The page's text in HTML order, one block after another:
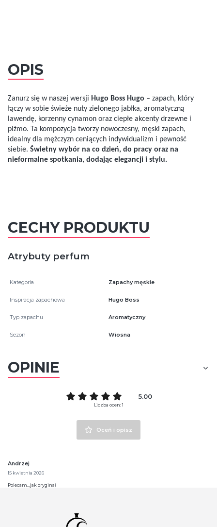
OPIS
Zanurz się w naszej wersji Hugo Boss Hugo – zapach, który
łączy w sobie świeże nuty zielonego jabłka, aromatyczną
lawendę, korzenny cynamon oraz ciepłe akcenty drzewne i
piżmo. Ta kompozycja tworzy nowoczesny, męski zapach,
idealny dla mężczyzn ceniących indywidualizm i pewność
siebie. Świetny wybór na co dzień, do pracy oraz na
nieformalne spotkania, dodając elegancji i stylu.
CECHY PRODUKTU
Atrybuty perfum
Kategoria Zapachy męskie
Inspiracja zapachowa Hugo Boss
Typ zapachu Aromatyczny
Sezon Wiosna
OPINIE
5.00
Liczba ocen: 1
Oceń i opisz
Andrzej
15 kwietnia 2026
Polecam...jak oryginał